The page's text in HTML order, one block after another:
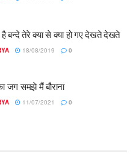
बन्दे तेरे क्या से क्या हो गए देखते देखते
18/08/2019 0
जग समझे मैं बौराना
11/07/2021 0